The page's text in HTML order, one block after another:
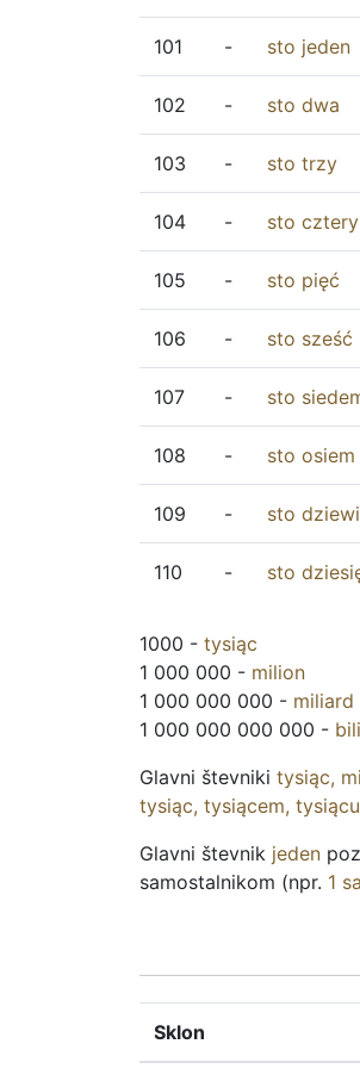
101 - sto jeden
102 - sto dwa
103 - sto trzy
104 - sto cztery
105 - sto pięć
106 - sto sześć
107 - sto
108 - sto osiem
109 - sto
110 - sto
1000 - tysiąc
1 000 000 - milion
1 000 000 000 - miliard
1 000 000 000 000 -
Glavni števniki tysiąc,
tysiąc, tysiącem, tysiącu
Glavni števnik jeden
samostalnikom (npr. 1
Sklon